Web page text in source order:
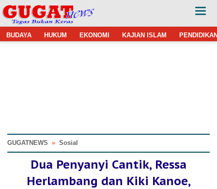
BUDAYA HUKUM EKONOMI KAJIAN ISLAM
GUGATNEWS » Sosial
Dua Penyanyi Cantik, Ressa
Herlambang dan Kiki Kanoe,